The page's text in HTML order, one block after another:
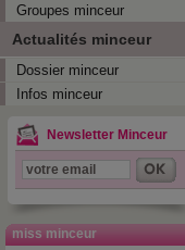
Groupes minceur
Actualités minceur
Dossier minceur
Infos minceur
Newsletter Minceur
miss minceur